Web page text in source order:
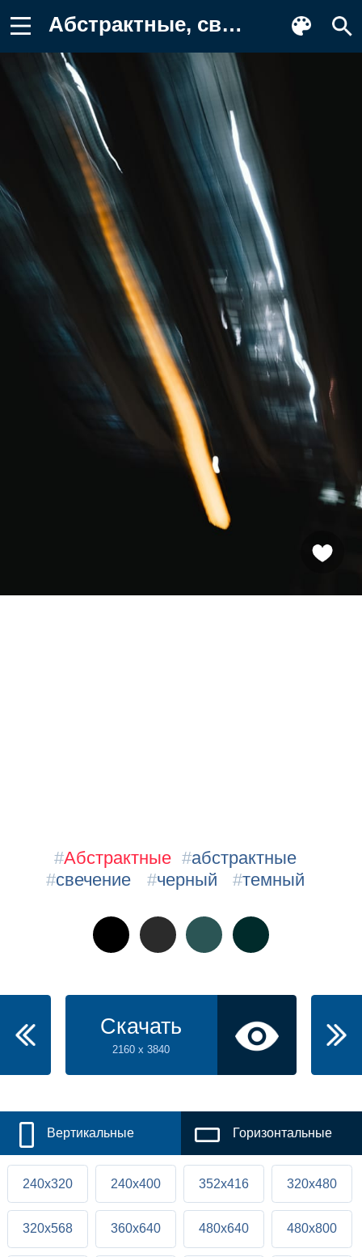
Абстрактные, свечение, черный, темный Фон для телефона
#Абстрактные #абстрактные
#свечение #черный #темный
Скачать
2160 x 3840
Вертикальные Горизонтальные
240x320 240x400 352x416 320x480
320x568 360x640 480x640 480x800